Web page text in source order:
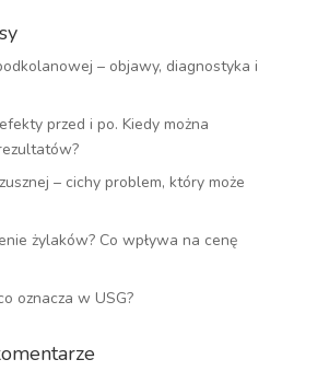
– objawy, diagnostyka i
przed i po. Kiedy można
– cichy problem, który może
żylaków? Co wpływa na cenę
oznacza w USG?